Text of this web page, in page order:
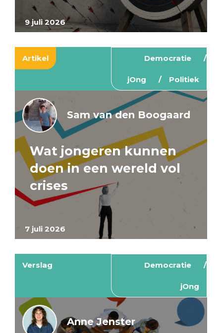
9 juli 2026
Artikel Democratie
jOng Politiek
7 juli 2026
Sam van den Boogaard
Wat jongeren kunnen
doen in een wereld vol
crises
Verslag Democratie
jOng
Anne Jenster